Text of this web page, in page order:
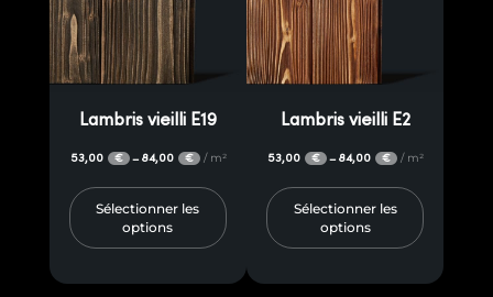
Lambris vieilli E19
53,00 € – 84,00 € / m²
Sélectionner les
options
Lambris vieilli E2
53,00 € – 84,00 € / m²
Sélectionner les
options